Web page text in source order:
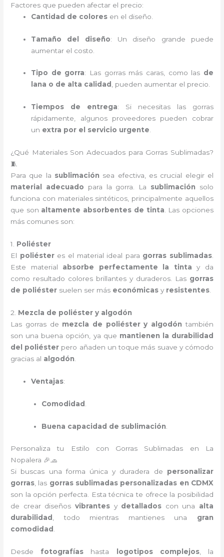
Factores que pueden afectar el precio:
Cantidad de colores en el diseño.
Tamaño del diseño: Un diseño grande puede
aumentar el costo.
Tipo de gorra: Las gorras más caras, como las de
lana o de alta calidad , pueden aumentar el precio.
Tiempos de entrega: Si necesitas las gorras
rápidamente, algunos proveedores pueden cobrar
un extra por el servicio urgente.
¿Qué Materiales Son Adecuados para Gorras Sublimadas?
🧵
Para que la sublimación sea efectiva, es crucial elegir el
material adecuado para la gorra. La sublimación solo
funciona con materiales sintéticos, principalmente aquellos
que son altamente absorbentes de tinta . Las opciones
más comunes son:
1. Poliéster
El poliésteres el material ideal para gorras sublimadas.
Este material absorbe perfectamente la tinta y da
como resultado colores brillantes y duraderos. Las gorras
de poliéster suelen ser más económicas y resistentes
2. Mezcla de poliéster y algodón
Las gorras de mezcla de poliéster y algodón también
son una buena opción, ya que mantienen la durabilidad
del poliéster pero añaden un toque más suave y cómodo
gracias al algodón
Ventajas:
Comodidad
Buena capacidad de sublimación
Personaliza tu Estilo con Gorras Sublimadas en La
Nopalera 🎉🧢
Si buscas una forma única y duradera de personalizar
gorras, las gorras sublimadas personalizadas en CDMX
son la opción perfecta. Esta técnica te ofrece la posibilidad
de crear diseños vibrantesy detallados con una alta
durabilidad , todo mientras mantienes una gran
comodidad .
Desde fotografías hasta logotipos complejos, la